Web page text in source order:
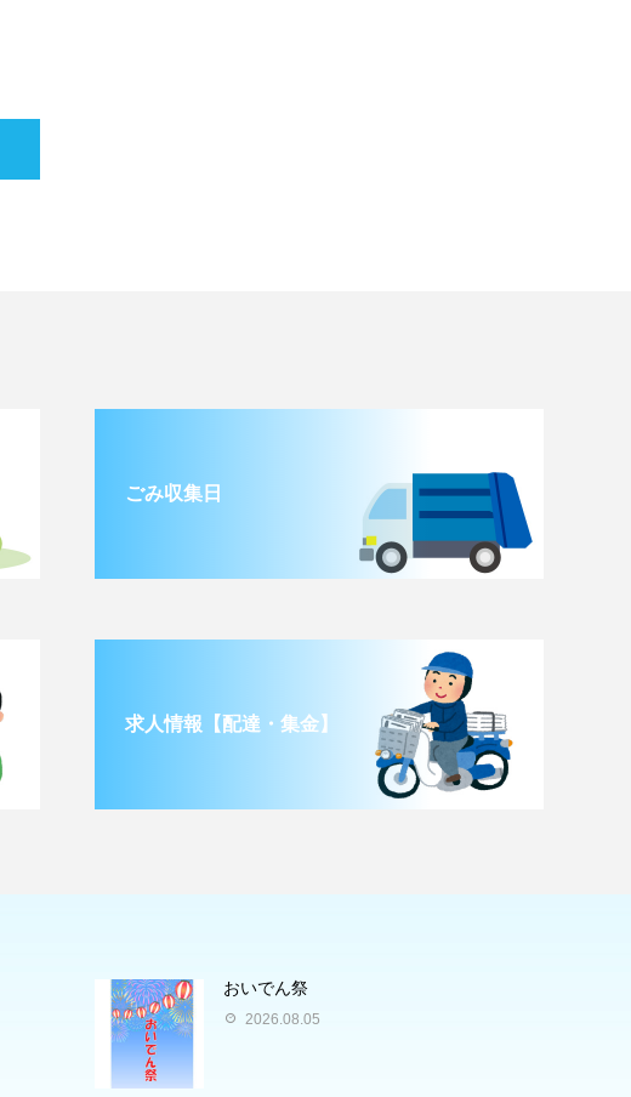
ごみ収集日
求人情報【配達・集金】
おいでん祭
2026.08.05